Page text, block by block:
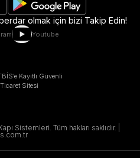
olmak için bizi Takip Edin!
Youtube
Kayıtlı Güvenli
Sitesi
Sistemleri. Tüm hakları saklıdır. |